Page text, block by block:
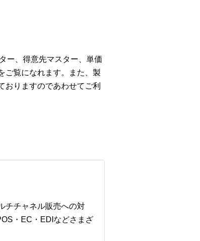
ー、得意先マスター、単価
ご覧になれます。また、製
おりますのであわせてご利
チチャネル販売への対
・EC・EDIなどさまざ